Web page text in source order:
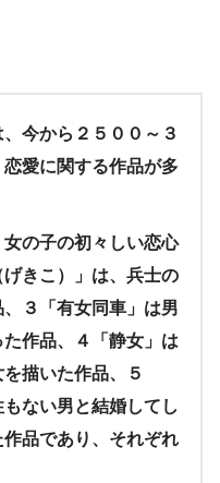
今から２５００～３
愛に関する作品が多
の子の初々しい恋心
きこ）」は、兵士の
３「有女同車」は男
作品、４「静女」は
描いた作品、５
もない男と結婚してし
品であり、それぞれ